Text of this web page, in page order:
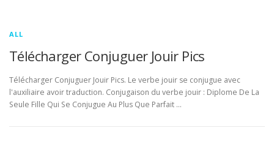
ALL
Télécharger Conjuguer Jouir Pics
Télécharger Conjuguer Jouir Pics. Le verbe jouir se conjugue avec
l'auxiliaire avoir traduction. Conjugaison du verbe jouir : Diplome De La
Seule Fille Qui Se Conjugue Au Plus Que Parfait …